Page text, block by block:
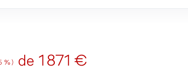
%) de 1 871 €